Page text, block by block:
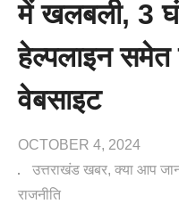
में खलबली, 3
हेल्पलाइन समेत
वेबसाइट
OCTOBER 4, 2024
उत्तराखंड खबर क्या आप
राजनीति